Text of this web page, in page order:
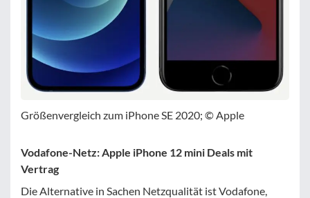
Größenvergleich zum iPhone SE 2020; © Apple
Vodafone-Netz: Apple iPhone 12 mini Deals mit
Vertrag
Die Alternative in Sachen Netzqualität ist Vodafone,